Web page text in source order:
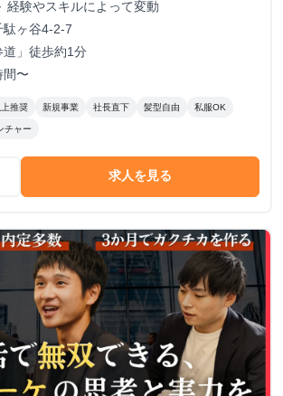
経験やスキルによって変動
駄ヶ谷4-2-7
」徒歩約1分
間〜
推奨 新規事業 社長直下 髪型自由 私服OK
チャー
求人を見る